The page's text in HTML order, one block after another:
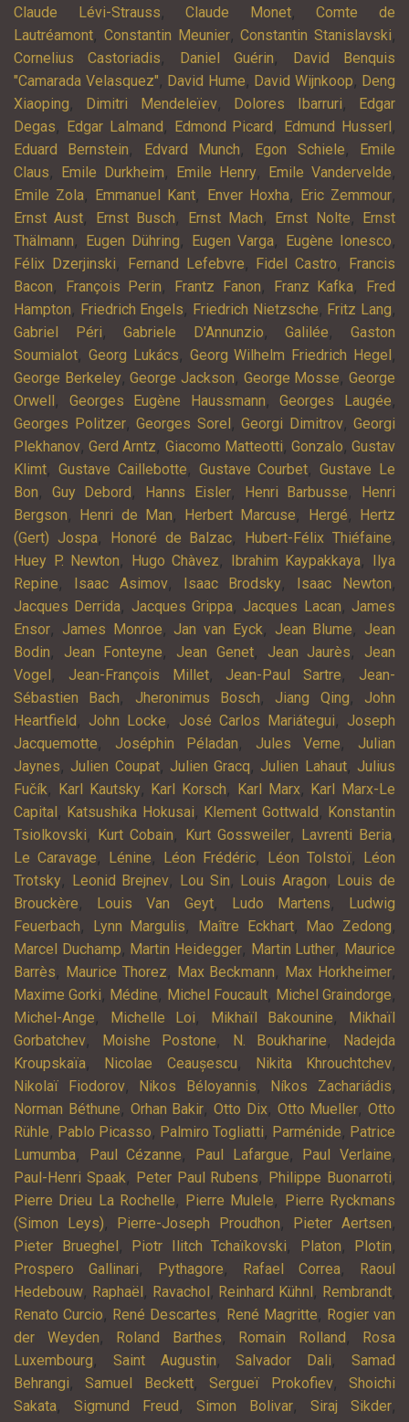
Claude Lévi-Strauss,Claude Monet,Comte de
Lautréamont, Constantin Meunier,Constantin Stanislavski,
Cornelius Castoriadis, Daniel Guérin,
David Benquis
"Camarada Velasquez", David Hume, David Wijnkoop, Deng
Xiaoping, Dimitri Mendeleïev, Dolores Ibarruri,
Edgar
Degas, Edgar Lalmand , Edmond Picard , Edmund Husserl ,
Eduard Bernstein, Edvard Munch, Egon Schiele,
Emile
Claus, Emile Durkheim, Emile Henry, Emile Vandervelde,
Emile Zola, Emmanuel Kant, Enver Hoxha, Eric Zemmour,
Ernst Aust, Ernst Busch, Ernst Mach, Ernst Nolte,
Ernst
Thälmann, Eugen Dühring, Eugen Varga, Eugène Ionesco,
Félix Dzerjinski, Fernand Lefebvre, Fidel Castro,
Francis
Bacon, François Perin, Frantz Fanon, Franz Kafka,
Fred
Hampton, Friedrich Engels, Friedrich Nietzsche, Fritz Lang,
Gabriel Péri,Gabriele D'Annunzio,Galilée,Gaston
Soumialot, Georg Lukács, Georg Wilhelm Friedrich Hegel ,
George Berkeley,George Jackson, George Mosse,George
Orwell , Georges Eugène Haussmann,Georges Laugée,
Georges Politzer, Georges Sorel , Georgi Dimitrov, Georgi
Plekhanov,Gerd Arntz, Giacomo Matteotti, Gonzalo,Gustav
Klimt, Gustave Caillebotte, Gustave Courbet,Gustave Le
Bon, Guy Debord , Hanns Eisler, Henri Barbusse,
Henri
Bergson, Henri de Man, Herbert Marcuse, Hergé,
Hertz
(Gert) Jospa, Honoré de Balzac, Hubert-Félix Thiéfaine,
Huey P. Newton, Hugo Chàvez, Ibrahim Kaypakkaya,
Ilya
Repine, Isaac Asimov, Isaac Brodsky, Isaac Newton,
Jacques Derrida, Jacques Grippa, Jacques Lacan, James
Ensor, James Monroe, Jan van Eyck, Jean Blume, Jean
Bodin, Jean Fonteyne, Jean Genet, Jean Jaurès, Jean
Vogel , Jean-François Millet, Jean-Paul Sartre, Jean-
Sébastien Bach, Jheronimus Bosch, Jiang Qing, John
Heartfield , John Locke, José Carlos Mariátegui, Joseph
Jacquemotte, Joséphin Péladan, Jules Verne, Julian
Jaynes, Julien Coupat, Julien Gracq, Julien Lahaut, Julius
Fučík, Karl Kautsky, Karl Korsch, Karl Marx, Karl Marx-Le
Capital , Katsushika Hokusai, Klement Gottwald , Konstantin
Tsiolkovski, Kurt Cobain, Kurt Gossweiler, Lavrenti Beria,
Le Caravage, Lénine, Léon Frédéric, Léon Tolstoï,
Léon
Trotsky, Leonid Brejnev, Lou Sin, Louis Aragon, Louis de
Brouckère, Louis Van Geyt, Ludo Martens,
Ludwig
Feuerbach, Lynn Margulis, Maître Eckhart, Mao Zedong,
Marcel Duchamp, Martin Heidegger, Martin Luther, Maurice
Barrès, Maurice Thorez, Max Beckmann, Max Horkheimer,
Maxime Gorki, Médine, Michel Foucault, Michel Graindorge,
Michel-Ange, Michelle Loi, Mikhaïl Bakounine,
Mikhaïl
Gorbatchev, Moishe Postone, N. Boukharine,
Nadejda
Kroupskaïa, Nicolae Ceaușescu, Nikita Khrouchtchev,
Nikolaï Fiodorov, Nikos Béloyannis, Níkos Zachariádis,
Norman Béthune, Orhan Bakir, Otto Dix, Otto Mueller, Otto
Rühle, Pablo Picasso, Palmiro Togliatti, Parménide, Patrice
Lumumba, Paul Cézanne, Paul Lafargue, Paul Verlaine,
Paul-Henri Spaak, Peter Paul Rubens, Philippe Buonarroti,
Pierre Drieu La Rochelle, Pierre Mulele,
Pierre Ryckmans
(Simon Leys), Pierre-Joseph Proudhon, Pieter Aertsen,
Pieter Brueghel , Piotr Ilitch Tchaïkovski, Platon, Plotin,
Prospero Gallinari, Pythagore, Rafael Correa,
Raoul
Hedebouw, Raphaël , Ravachol , Reinhard Kühnl , Rembrandt,
Renato Curcio, René Descartes, René Magritte, Rogier van
der Weyden, Roland Barthes, Romain Rolland ,
Rosa
Luxembourg, Saint Augustin,Salvador Dali,Samad
Behrangi,Samuel Beckett,Sergueï Prokofiev,Shoichi
Sakata, Sigmund Freud , Simon Bolivar, Siraj Sikder,